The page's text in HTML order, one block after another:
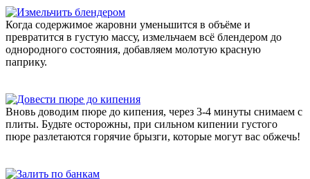
Когда содержимое жаровни уменьшится в объёме и
превратится в густую массу, измельчаем всё блендером до
однородного состояния, добавляем молотую красную
паприку.
Вновь доводим пюре до кипения, через 3-4 минуты снимаем с
плиты. Будьте осторожны, при сильном кипении густого
пюре разлетаются горячие брызги, которые могут вас обжечь!